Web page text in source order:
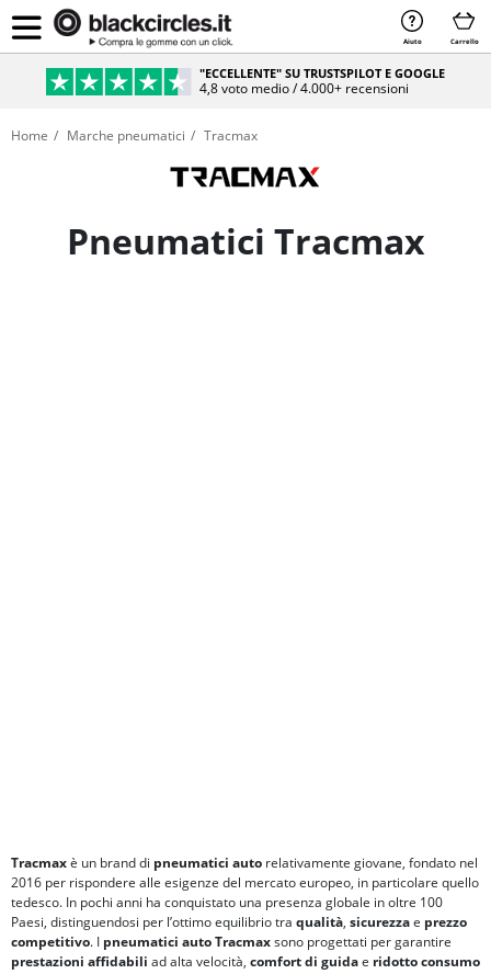
Aiuto Carrello
PAGAMENTO SICURO & RATEIZZABILE
Sicurezza e comodità al 100%
Home Marche pneumatici Tracmax
Pneumatici Tracmax
Tracmaxè un brand di pneumatici auto relativamente giovane, fondato nel
2016 per rispondere alle esigenze del mercato europeo, in particolare quello
tedesco. In pochi anni ha conquistato una presenza globale in oltre 100
Paesi, distinguendosi per l’ottimo equilibrio tra qualità, sicurezzae prezzo
competitivo. I pneumatici auto Tracmaxsono progettati per garantire
prestazioni affidabili ad alta velocità, comfort di guidae ridotto consumo